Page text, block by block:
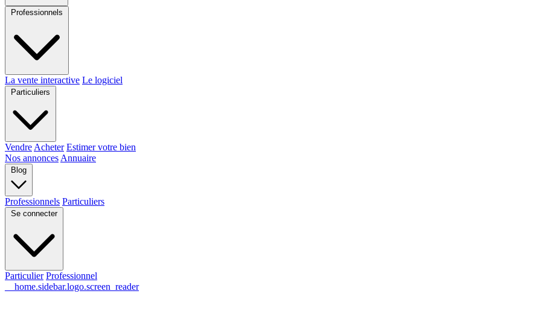
Professionnels
La vente interactive Le logiciel
Particuliers
Vendre Acheter Estimer votre bien
Nos annonces Annuaire
Blog
Professionnels Particuliers
Se connecter
Particulier Professionnel
__home.sidebar.logo.screen_reader